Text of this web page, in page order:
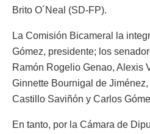
Brito O´Neal (SD-FP).
La Comisión Bicameral la
Gómez, presidente; los
Ramón Rogelio Genao, Alexis
Ginnette Bournigal de
Castillo Saviñón y Carlos
En tanto, por la Cámara de